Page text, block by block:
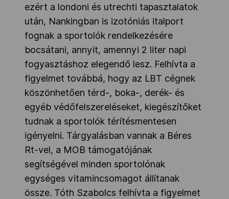
ezért a londoni és utrechti tapasztalatok
után, Nankingban is izotóniás italport
fognak a sportolók rendelkezésére
bocsátani, annyit, amennyi 2 liter napi
fogyasztáshoz elegendő lesz. Felhívta a
figyelmet továbbá, hogy az LBT cégnek
köszönhetően térd-, boka-, derék- és
egyéb védőfelszereléseket, kiegészítőket
tudnak a sportolók térítésmentesen
igényelni. Tárgyalásban vannak a Béres
Rt-vel, a MOB támogatójának
segítségével minden sportolónak
egységes vitamincsomagot állítanak
össze. Tóth Szabolcs felhívta a figyelmet